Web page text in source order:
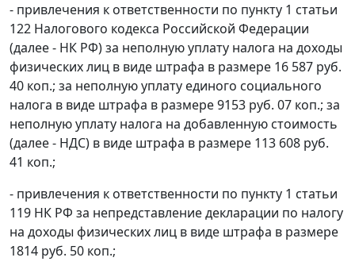
- привлечения к ответственности по пункту 1 статьи
122 Налогового кодекса Российской Федерации
(далее - НК РФ) за неполную уплату налога на доходы
физических лиц в виде штрафа в размере 16 587 руб.
40 коп.; за неполную уплату единого социального
налога в виде штрафа в размере 9153 руб. 07 коп.; за
неполную уплату налога на добавленную стоимость
(далее - НДС) в виде штрафа в размере 113 608 руб.
41 коп.;
- привлечения к ответственности по пункту 1 статьи
119 НК РФ за непредставление декларации по налогу
на доходы физических лиц в виде штрафа в размере
1814 руб. 50 коп.;